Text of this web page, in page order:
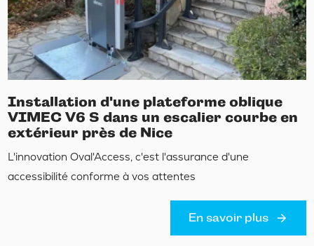
Installation d'une plateforme oblique
VIMEC V6 S dans un escalier courbe en
extérieur près de Nice
L'innovation Oval'Access, c'est l'assurance d'une
accessibilité conforme à vos attentes
En savoir plus